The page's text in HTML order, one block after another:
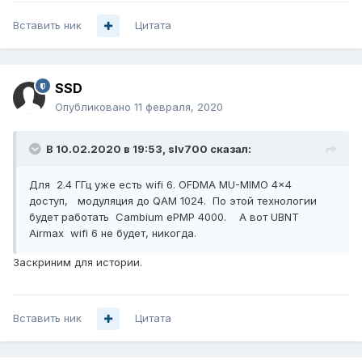
Вставить ник Цитата
SSD
Опубликовано 11 февраля, 2020
В 10.02.2020 в 19:53, slv700 сказал:
Для 2.4 ГГц уже есть wifi 6. OFDMA MU-MIMO 4x4
доступ, модуляция до QAM 1024. По этой технологии
будет работать Cambium ePMP 4000. А вот UBNT
Airmax wifi 6 не будет, никогда.
Заскриним для истории.
Вставить ник Цитата